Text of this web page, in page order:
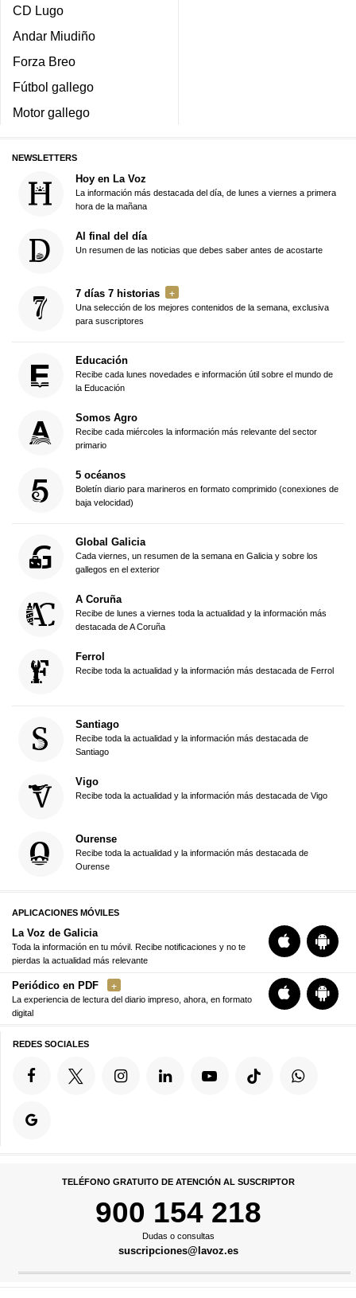
CD Lugo
Andar Miudiño
Forza Breo
Fútbol gallego
Motor gallego
NEWSLETTERS
Hoy en La Voz
La información más destacada del día, de lunes a viernes a primera
hora de la mañana
Al final del día
Un resumen de las noticias que debes saber antes de acostarte
7 días 7 historias
Una selección de los mejores contenidos de la semana, exclusiva
para suscriptores
Educación
Recibe cada lunes novedades e información útil sobre el mundo de
la Educación
Somos Agro
Recibe cada miércoles la información más relevante del sector
primario
5 océanos
Boletín diario para marineros en formato comprimido (conexiones de
baja velocidad)
Global Galicia
Cada viernes, un resumen de la semana en Galicia y sobre los
gallegos en el exterior
A Coruña
Recibe de lunes a viernes toda la actualidad y la información más
destacada de A Coruña
Ferrol
Recibe toda la actualidad y la información más destacada de Ferrol
Santiago
Recibe toda la actualidad y la información más destacada de
Santiago
Vigo
Recibe toda la actualidad y la información más destacada de Vigo
Ourense
Recibe toda la actualidad y la información más destacada de
Ourense
APLICACIONES MÓVILES
La Voz de Galicia
Toda la información en tu móvil. Recibe notificaciones y no te
pierdas la actualidad más relevante
Periódico en PDF
La experiencia de lectura del diario impreso, ahora, en formato
digital
REDES SOCIALES
TELÉFONO GRATUITO DE ATENCIÓN AL SUSCRIPTOR
900 154 218
Dudas o consultas
suscripciones@lavoz.es